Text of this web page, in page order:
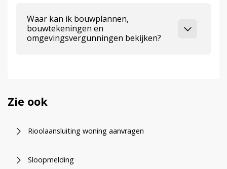
Waar kan ik bouwplannen,
bouwtekeningen en
omgevingsvergunningen bekijken?
Zie ook
Rioolaansluiting woning aanvragen
Sloopmelding